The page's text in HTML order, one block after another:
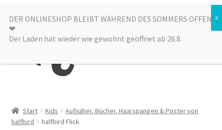
Zur
Navigation
springen
Zum
Inhalt
springen
Menü
Alle Produkte
Start Kids
Aufnäher, Bücher, Haarspangen & Poster von
halfbird
halfbird Flick
DER ONLINESHOP BLEIBT WÄHREND DES SOMMERS OFFEN
❤︎
Der Laden hat wieder wie gewohnt geöffnet ab 26.8.